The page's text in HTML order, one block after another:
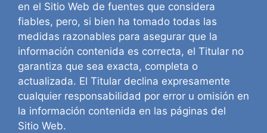
en el Sitio Web de fuentes que considera
fiables, pero, si bien ha tomado todas las
medidas razonables para asegurar que la
información contenida es correcta, el Titular no
garantiza que sea exacta, completa o
actualizada. El Titular declina expresamente
cualquier responsabilidad por error u omisión en
la información contenida en las páginas del
Sitio Web.